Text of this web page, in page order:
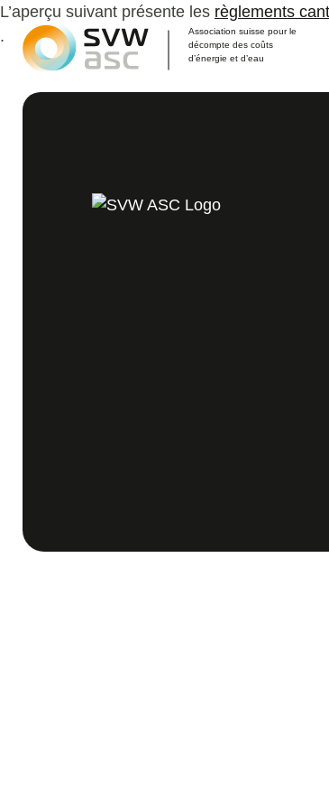
Association suisse pour le
décompte des coûts
d’énergie et d’eau
L’aperçu suivant présente les règlements
.